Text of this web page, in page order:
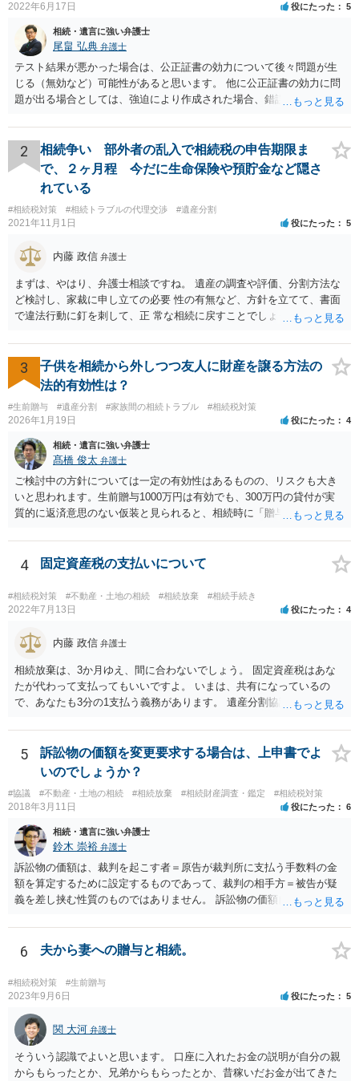
2022年6月17日 役にたった 5
相続・遺言に強い弁護士
尾畠 弘典 弁護士
テスト結果が悪かった場合は、公正証書の効力について後々問題が生
じる（無効など）可能性があると思います。 他に公正証書の効力に問
題が出る場合としては、強迫により作成された場合、錯誤（勘違い）
すが、弁護士に作成を依頼する場合は、１０～数十万円程度になるケ
ースが多いと思います。 報酬体系は、弁護士ごとに異なりますので一
律の基準はありません。
2
相続争い 部外者の乱入で相続税の申告期限ま
で、２ヶ月程 今だに生命保険や預貯金など隠さ
れている
#相続税対策 #相続トラブルの代理交渉 #遺産分割
2021年11月1日 役にたった 5
内藤 政信 弁護士
まずは、やはり、弁護士相談ですね。 遺産の調査や評価、分割方法な
ど検討し、家裁に申し立ての必要 性の有無など、方針を立てて、書面
で違法行動に釘を刺して、正 常な相続に戻すことでしょう。 申告につ
の際に3年以内に分割協議の上、修正申告する旨の書 面を添付するこ
とになります。 税務署も、およその遺産を把握してるので、税務署か
ら、遺産の 情報を得ることもあります。
3
子供を相続から外しつつ友人に財産を譲る方法の
法的有効性は？
#生前贈与 #遺産分割 #家族間の相続トラブル #相続税対策
2026年1月19日 役にたった 4
相続・遺言に強い弁護士
髙橋 俊太 弁護士
ご検討中の方針については一定の有効性はあるものの、リスクも大き
いと思われます。生前贈与1000万円は有効でも、300万円の貸付が実
質的に返済意思のない仮装と見られると、相続時に「贈与」と評価さ
法として考えられるものとしては、 ①信託（家族信託・目的信託） 財
産を信託口に移し、受託者（信頼できる友人や専門職）に管理させ、
・生存中はあなたの生活費・介護費に優先充当 ・残余を友人や慈善団
体へ と使途を厳格に指定。相続ではなく信託帰属になるため、子の関
与を大きく排除できます。 ②遺言＋生命保険の組合せ 生活資金は手元
相続財産とは別枠で、遺留分対策にも有効と思われます。 ③負担付死
因贈与 「介護・見守り等を条件に、死亡時に財産を渡す」契約。条件
不履行なら無効にでき、老後の安心を担保できます。 ④ 寄附予約＋解
除条件 慈善団体への寄附を予約しつつ、資金不足時は解除できる条項
を設定。 などがあり得るかと思われます。
4 固定資産税の支払いについて
#相続税対策 #不動産・土地の相続 #相続放棄 #相続手続き
2022年7月13日 役にたった 4
内藤 政信 弁護士
相続放棄は、3か月ゆえ、間に合わないでしょう。 固定資産税はあな
たが代わって支払ってもいいですよ。 いまは、共有になっているの
で、あなたも3分の1支払う義務があります。 遺産分割協議をして、不
払い義務があります。
5
訴訟物の価額を変更要求する場合は、上申書でよ
いのでしょうか？
#協議 #不動産・土地の相続 #相続放棄 #相続財産調査・鑑定 #相続税対策
2018年3月11日 役にたった 6
相続・遺言に強い弁護士
鈴木 崇裕 弁護士
訴訟物の価額は、裁判を起こす者＝原告が裁判所に支払う手数料の金
額を算定するために設定するものであって、裁判の相手方＝被告が疑
義を差し挟む性質のものではありません。 訴訟物の価額自体が裁判の
したとしても、変更されることはありません。
6 夫から妻への贈与と相続。
#相続税対策 #生前贈与
2023年9月6日 役にたった 5
関 大河 弁護士
そういう認識でよいと思います。 口座に入れたお金の説明が自分の親
からもらったとか、兄弟からもらったとか、昔稼いだお金が出てきた